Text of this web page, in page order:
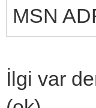
MSN
İlgi var